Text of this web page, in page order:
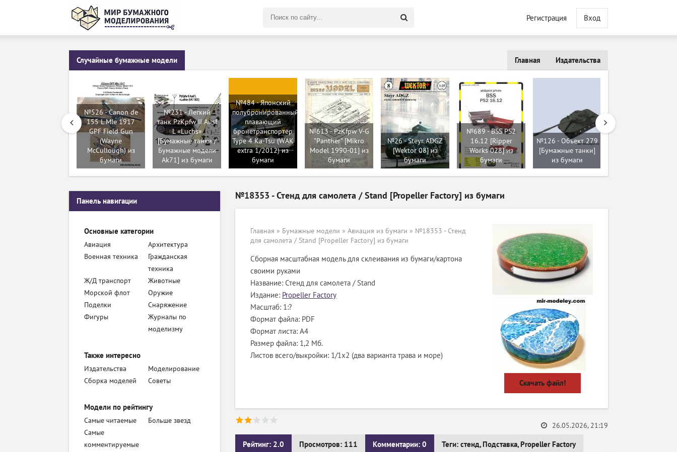
Регистрация Вход
Случайные бумажные модели Издательства
Главная
№526 - Canon de
155 L Mle 1917
GPF Field Gun
(Wayne
McCullough) из
бумаги
№231 - Легкий
танк PzKpfw II Ausf
L «Luchs»
[Бумажные танки /
Бумажные модели
Ak71] из бумаги
№484 - Японский
полубронированный
плавающий
бронетранспортёр
Type 4 Ka-Tsu (WAK
extra 1/2012) из
бумаги
№613 - PzKfpw V-G
"Panther" [Mikro
Model 1990-01] из
бумаги
№26 - Steyr ADGZ
[Wektor 08] из
бумаги
№689 - BSS PS2
16.12 [Ripper
Works 028] из
бумаги
№126 - Объект 279
[Бумажные танки]
из бумаги
№18353 - Стенд для самолета / Stand [Propeller Factory] из бумаги
Главная » Бумажные модели » Авиация из бумаги » №18353 - Стенд
для самолета / Stand [Propeller Factory] из бумаги
Сборная масштабная модель для склеивания из бумаги/картона
своими руками
Название: Стенд для самолета / Stand
Издание: Propeller Factory
Масштаб: 1:?
Формат файла: PDF
Формат листа: А4
Размер файла: 1,2 Мб.
Листов всего/выкройки: 1/1х2 (два варианта трава и море)
Скачать файл!
Рейтинг: 2.0 Просмотров: 111 Комментарии: 0 Теги: стенд, Подставка, Propeller Factory
26.05.2026, 21:19
Панель навигации
Основные категории
Авиация
Архитектура
Военная техника
Гражданская
техника
Ж/Д транспорт
Животные
Морской флот
Оружие
Поделки
Снаряжение
Фигуры
Журналы по
моделизму
Также интересно
Издательства
Моделирование
Сборка моделей
Советы
Модели по рейтингу
Самые читаемые
Больше звезд
Самые
комментируемые